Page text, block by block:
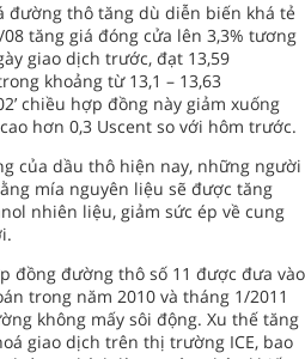
đường thô tăng dù diễn biến khá tẻ
tăng giá đóng cửa lên 3,3% tương
giao dịch trước, đạt 13,59
khoảng từ 13,1 – 13,63
chiều hợp đồng này giảm xuống
hơn 0,3 Uscent so với hôm trước.
của dầu thô hiện nay, những người
mía nguyên liệu sẽ được tăng
nhiên liệu, giảm sức ép về cung
đồng đường thô số 11 được đưa vào
trong năm 2010 và tháng 1/2011
không mấy sôi động. Xu thế tăng
giao dịch trên thị trường ICE, bao